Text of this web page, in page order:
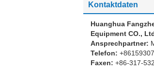
Kontaktdaten
Huanghua
Equipment CO.,
Ansprechpartner:
Telefon:
Faxen: +86-317-